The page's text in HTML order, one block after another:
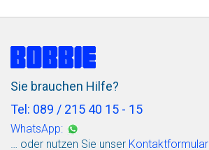
Sie brauchen Hilfe?
Tel: 089 / 215 40 15 - 15
WhatsApp:
… oder nutzen Sie unser Kontaktformular